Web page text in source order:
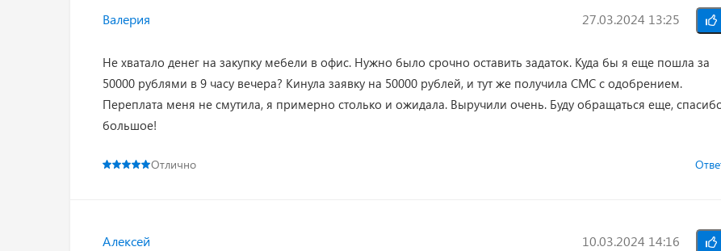
Валерия 27.03.2024 13:25
Не хватало денег на закупку мебели в офис. Нужно было срочно оставить задаток. Куда бы я еще пошла за
50000 рублями в 9 часу вечера? Кинула заявку на 50000 рублей, и тут же получила СМС с одобрением.
Переплата меня не смутила, я примерно столько и ожидала. Выручили очень. Буду обращаться еще,
большое!
Отлично
Алексей 10.03.2024 14:16